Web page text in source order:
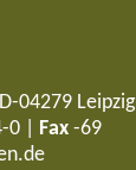
04279 Leipzig
0| Fax-69